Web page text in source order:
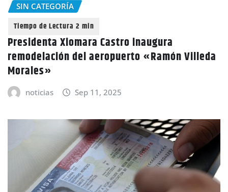
SIN CATEGORÍA
Presidenta Xiomara Castro inaugura
remodelación del aeropuerto «Ramón Villeda
Morales»
noticias Sep 11, 2025